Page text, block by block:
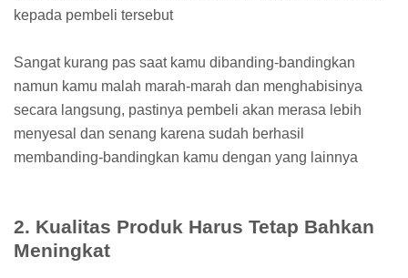
kepada pembeli tersebut
Sangat kurang pas saat kamu dibanding-bandingkan
namun kamu malah marah-marah dan menghabisinya
secara langsung, pastinya pembeli akan merasa lebih
menyesal dan senang karena sudah berhasil
membanding-bandingkan kamu dengan yang lainnya
2. Kualitas Produk Harus Tetap Bahkan
Meningkat